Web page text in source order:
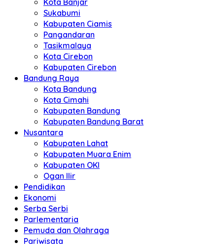
Kota Banjar
Sukabumi
Kabupaten Ciamis
Pangandaran
Tasikmalaya
Kota Cirebon
Kabupaten Cirebon
Bandung Raya
Kota Bandung
Kota Cimahi
Kabupaten Bandung
Kabupaten Bandung Barat
Nusantara
Kabupaten Lahat
Kabupaten Muara Enim
Kabupaten OKI
Ogan Ilir
Pendidikan
Ekonomi
Serba Serbi
Parlementaria
Pemuda dan Olahraga
Pariwisata